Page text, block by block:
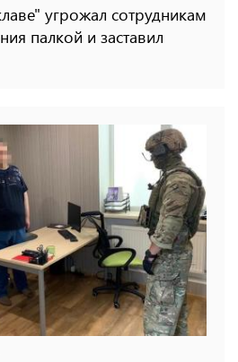
угрожал сотрудникам
палкой и заставил